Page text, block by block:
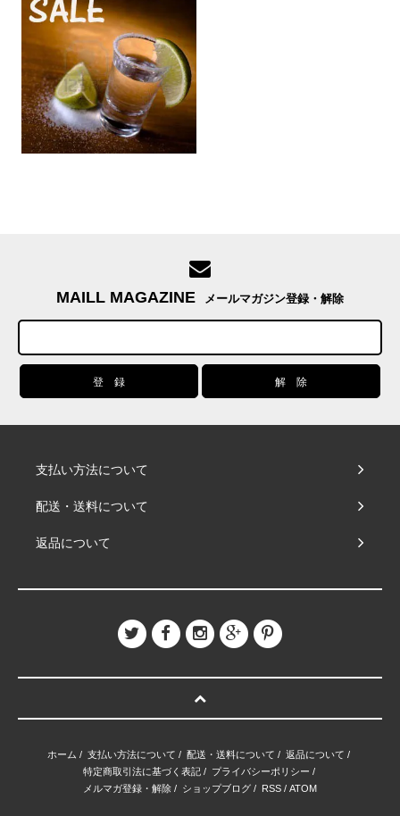
MAILL MAGAZINE メールマガジン登録・解除
支払い方法について
配送・送料について
返品について
ホーム / 支払い方法について / 配送・送料について / 返品について /
特定商取引法に基づく表記/ プライバシーポリシー /
メルマガ登録・解除 / ショップブログ / RSS / ATOM